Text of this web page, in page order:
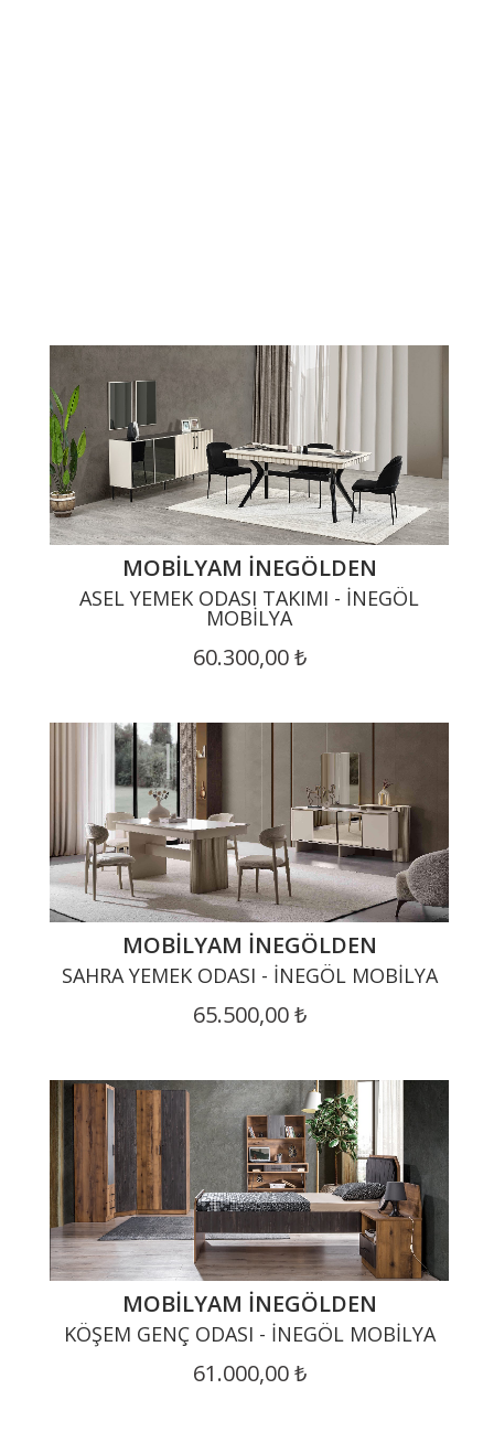
MOBILYAM İNEGÖLDEN
ASEL YEMEK ODASI TAKIMI - İNEGÖL
MOBILYA
60.300,00 ₺
MOBILYAM İNEGÖLDEN
SAHRA YEMEK ODASI - İNEGÖL MOBILYA
65.500,00 ₺
MOBILYAM İNEGÖLDEN
KÖŞEM GENÇ ODASI - İNEGÖL MOBILYA
61.000,00 ₺